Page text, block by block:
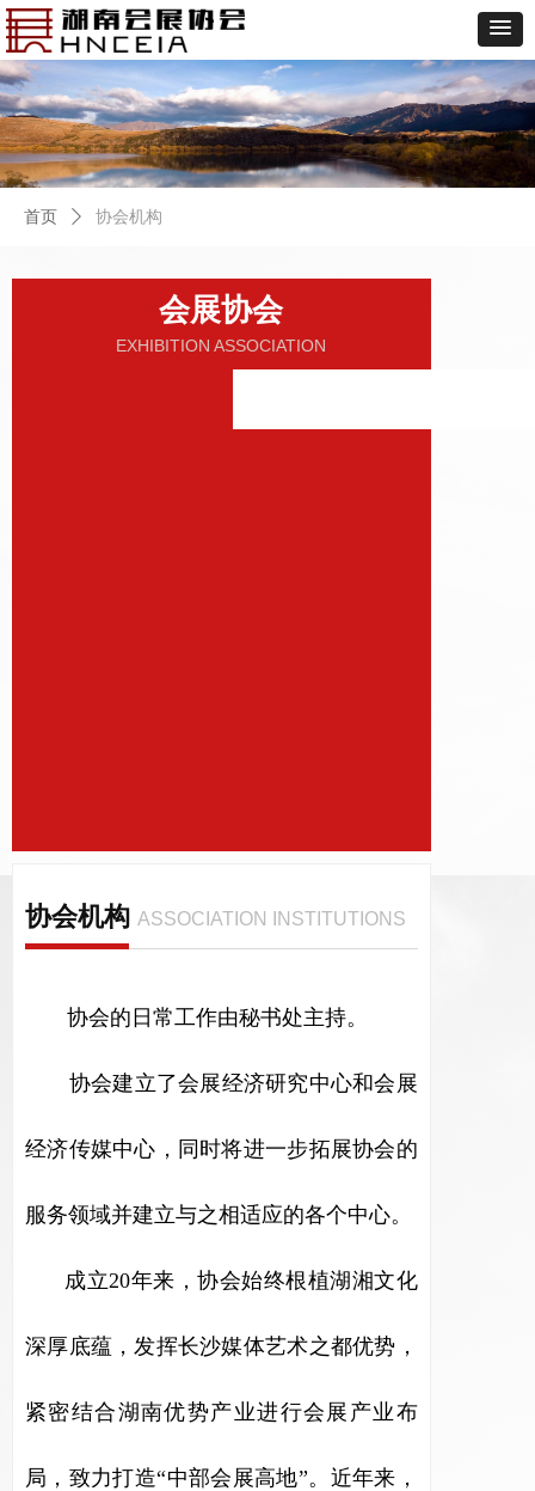
首页 ꄲ 协会机构
协会机构 ASSOCIATION INSTITUTIONS
协会的日常工作由秘书处主持。
协会建立了会展经济研究中心和会展
经济传媒中心，同时将进一步拓展协会的
服务领域并建立与之相适应的各个中心。
成立20年来，协会始终根植湖湘文化
深厚底蕴，发挥长沙媒体艺术之都优势，
紧密结合湖南优势产业进行会展产业布
局，致力打造“中部会展高地”。近年来，
会展协会
EXHIBITION ASSOCIATION